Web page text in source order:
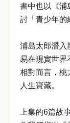
書中也以《浦
討「青少年的
浦島太郎潛入
易在現實世界
相對而言，桃
人生寶藏。
上集的6篇故